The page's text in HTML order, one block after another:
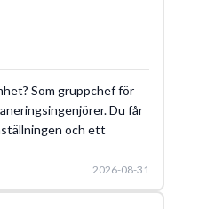
Som gruppchef för
Du får
och ett
2026-08-31